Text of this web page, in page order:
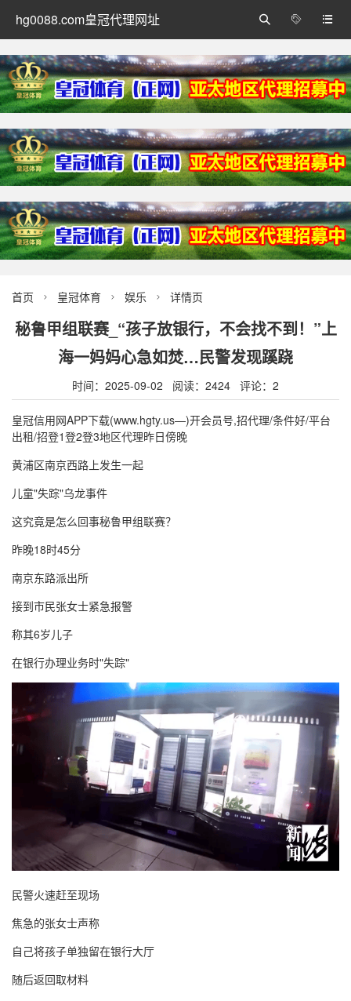
hg0088.com皇冠代理网址 


首页  皇冠体育  娱乐  详情页
秘鲁甲组联赛_“孩子放银行，不会找不到！”上
海一妈妈心急如焚…民警发现蹊跷
时间：2025-09-02 阅读：2424 评论：2
皇冠信用网APP下载(www.hgty.us—)开会员号,招代理/条件好/平台
出租/招登1登2登3地区代理昨日傍晚
黄浦区南京西路上发生一起
儿童"失踪"乌龙事件
这究竟是怎么回事秘鲁甲组联赛？
昨晚18时45分
南京东路派出所
接到市民张女士紧急报警
称其6岁儿子
在银行办理业务时"失踪"
民警火速赶至现场
焦急的张女士声称
自己将孩子单独留在银行大厅
随后返回取材料